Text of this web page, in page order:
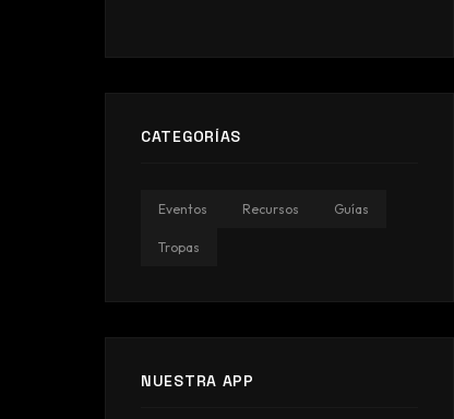
CATEGORÍAS
Eventos Recursos Guías
Tropas
NUESTRA APP